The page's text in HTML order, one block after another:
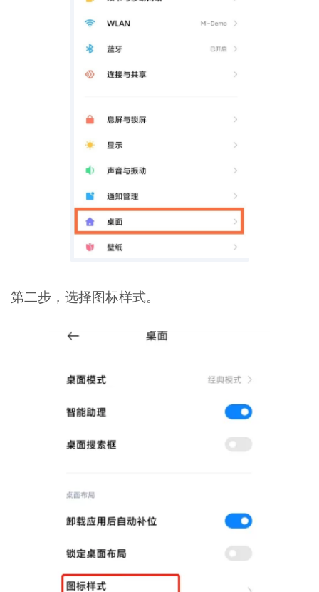
第二步，选择图标样式。